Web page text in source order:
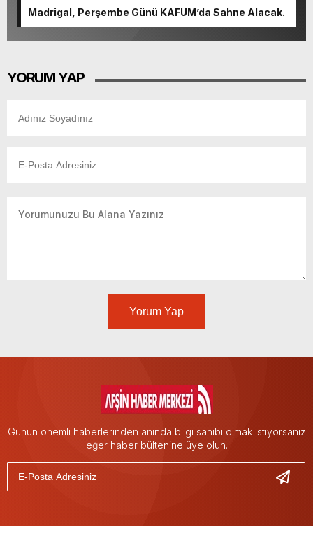
Madrigal, Perşembe Günü KAFUM’da Sahne Alacak.
YORUM YAP
Yorum Yap
Günün önemli haberlerinden anında bilgi sahibi olmak istiyorsanız
eğer haber bültenine üye olun.